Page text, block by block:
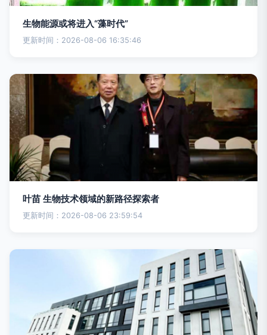
生物能源或将进入“藻时代”
更新时间：2026-08-06 16:35:46
叶苗 生物技术领域的新路径探索者
更新时间：2026-08-06 23:59:54